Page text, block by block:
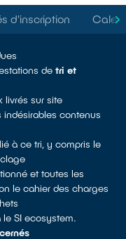
d'inscription
de tri et
livrés sur site
indésirables contenus
à ce tri, y compris le
et toutes les
le cahier des charges
SI ecosystem.